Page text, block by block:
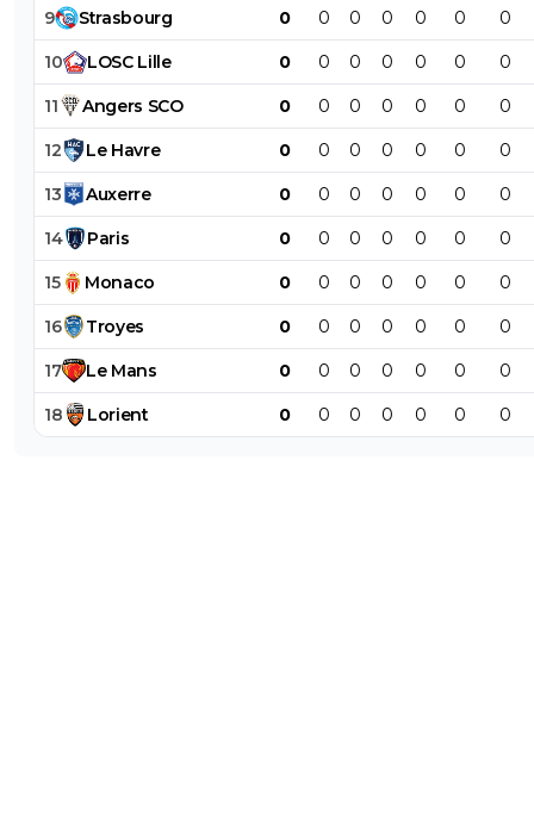
9 Strasbourg 0 0 0 0 0 0 0
10 LOSC Lille 0 0 0 0 0 0 0
11 Angers SCO 0 0 0 0 0 0 0
12 Le Havre 0 0 0 0 0 0 0
13 Auxerre 0 0 0 0 0 0 0
14 Paris 0 0 0 0 0 0 0
15 Monaco 0 0 0 0 0 0 0
16 Troyes 0 0 0 0 0 0 0
17 Le Mans 0 0 0 0 0 0 0
18 Lorient 0 0 0 0 0 0 0